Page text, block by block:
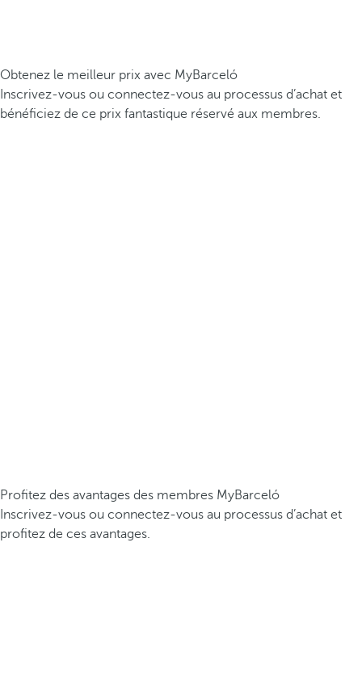
Obtenez le meilleur prix avec MyBarceló
Inscrivez-vous ou connectez-vous au processus d’achat et
bénéficiez de ce prix fantastique réservé aux membres.
Profitez des avantages des membres MyBarceló
Inscrivez-vous ou connectez-vous au processus d’achat et
profitez de ces avantages.